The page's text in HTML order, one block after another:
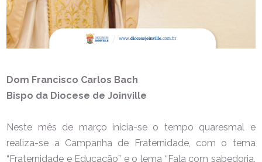
Dom Francisco Carlos Bach
Bispo da Diocese de Joinville
Neste mês de março inicia-se o tempo quaresmal e
realiza-se a Campanha de Fraternidade, com o tema
“Fraternidade e Educação” e o lema “Fala com sabedoria,